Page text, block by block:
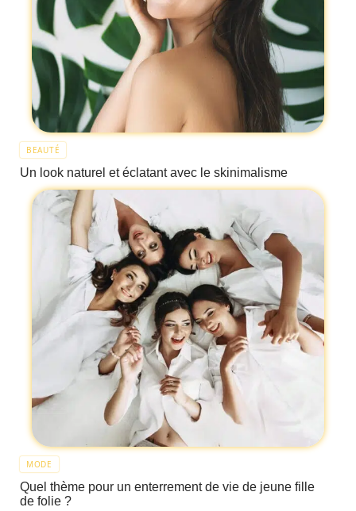
BEAUTÉ
Un look naturel et éclatant avec le skinimalisme
MODE
Quel thème pour un enterrement de vie de jeune fille
de folie ?